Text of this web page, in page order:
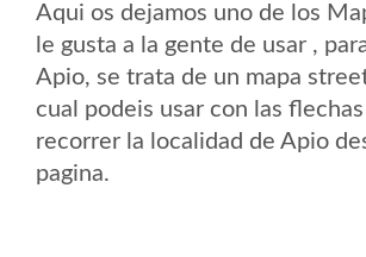
Aqui os dejamos uno de los
le gusta a la gente de usar ,
Apio, se trata de un mapa
cual podeis usar con las
recorrer la localidad de Apio
pagina.